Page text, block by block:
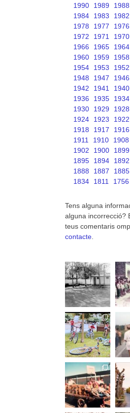
1990
1989 1988
1984
1983 1982
1978
1977 1976
1972
1971 1970
1966
1965 1964
1960
1959 1958
1954
1953 1952
1948
1947 1946
1942
1941 1940
1936
1935 1934
1930
1929 1928
1924
1923 1922
1918
1917 1916
1911
1910 1908
1902
1900 1899
1895
1894 1892
1888
1887 1885
1834
1811 1756
Tens alguna
alguna incorrecció?
teus comentaris
contacte